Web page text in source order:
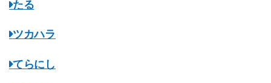
たる
ツカハラ
てらにし